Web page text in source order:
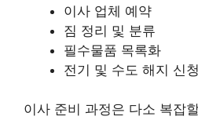
이사 업체 예약
짐 정리 및 분류
필수물품 목록화
전기 및 수도 해지 신청
이사 준비 과정은 다소 복잡